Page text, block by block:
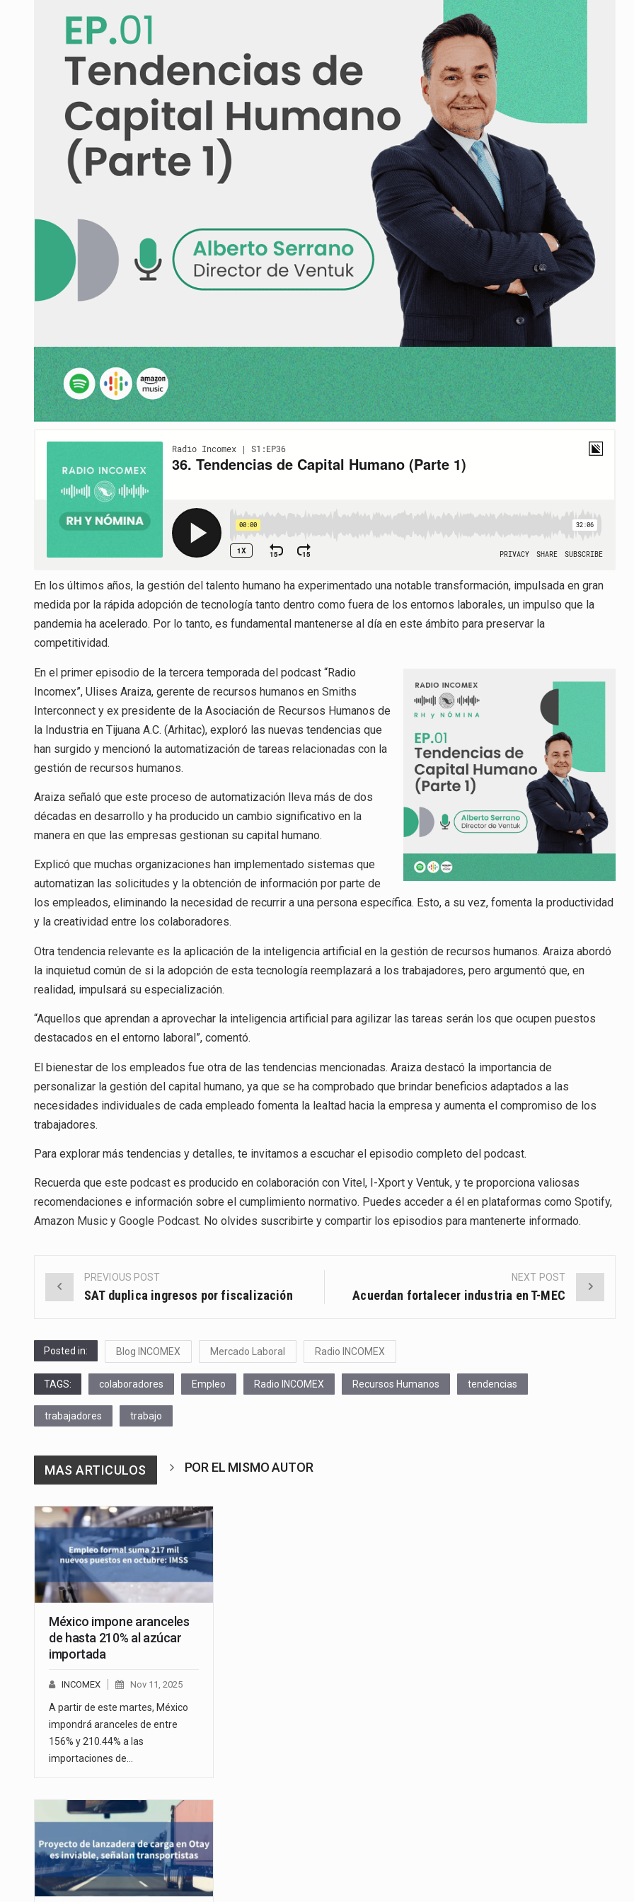
En los últimos años, la gestión del talento humano ha experimentado una notable transformación, impulsada en gran
medida por la rápida adopción de tecnología tanto dentro como fuera de los entornos laborales, un impulso que la
pandemia ha acelerado. Por lo tanto, es fundamental mantenerse al día en este ámbito para preservar la
competitividad.
En el primer episodio de la tercera temporada del podcast “Radio
Incomex”, Ulises Araiza, gerente de recursos humanos en Smiths
Interconnect y ex presidente de la Asociación de Recursos Humanos de
la Industria en Tijuana A.C. (Arhitac), exploró las nuevas tendencias que
han surgido y mencionó la automatización de tareas relacionadas con la
gestión de recursos humanos.
Araiza señaló que este proceso de automatización lleva más de dos
décadas en desarrollo y ha producido un cambio significativo en la
manera en que las empresas gestionan su capital humano.
Explicó que muchas organizaciones han implementado sistemas que
automatizan las solicitudes y la obtención de información por parte de
los empleados, eliminando la necesidad de recurrir a una persona específica. Esto, a su vez, fomenta la productividad
y la creatividad entre los colaboradores.
Otra tendencia relevante es la aplicación de la inteligencia artificial en la gestión de recursos humanos. Araiza abordó
la inquietud común de si la adopción de esta tecnología reemplazará a los trabajadores, pero argumentó que, en
realidad, impulsará su especialización.
“Aquellos que aprendan a aprovechar la inteligencia artificial para agilizar las tareas serán los que ocupen puestos
destacados en el entorno laboral”, comentó.
El bienestar de los empleados fue otra de las tendencias mencionadas. Araiza destacó la importancia de
personalizar la gestión del capital humano, ya que se ha comprobado que brindar beneficios adaptados a las
necesidades individuales de cada empleado fomenta la lealtad hacia la empresa y aumenta el compromiso de los
trabajadores.
Para explorar más tendencias y detalles, te invitamos a escuchar el episodio completo del podcast.
Recuerda que este podcast es producido en colaboración con Vitel, I-Xport y Ventuk, y te proporciona valiosas
recomendaciones e información sobre el cumplimiento normativo. Puedes acceder a él en plataformas como Spotify,
Amazon Music y Google Podcast. No olvides suscribirte y compartir los episodios para mantenerte informado.
Post
navigation
PREVIOUS POST
SAT duplica ingresos por fiscalización
NEXT POST
Acuerdan fortalecer industria en T-MEC
Posted in: Blog INCOMEX Mercado Laboral Radio INCOMEX
TAGS: colaboradores Empleo Radio INCOMEX Recursos Humanos tendencias
trabajadores trabajo
MAS ARTICULOS POR EL MISMO AUTOR
México impone aranceles
de hasta 210% al azúcar
importada
INCOMEX Nov 11, 2025
A partir de este martes, México
impondrá aranceles de entre
156% y 210.44% a las
importaciones de…